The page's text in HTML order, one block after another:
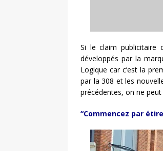
Si le claim publicitaire
développés par la
Logique car c’est la
par la 308 et les
précédentes, on ne
“Commencez par